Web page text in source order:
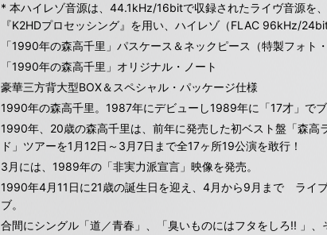
* 本ハイレゾ音源は、44.1kHz/16bitで収録されたライヴ音源を
『K2HDプロセッシング』を用い、ハイレゾ（FLAC 96kHz/
「1990年の森高千里」パスケース＆ネックピース（特製フォト
「1990年の森高千里」オリジナル・ノート
豪華三方背大型BOX＆スペシャル・パッケージ仕様
1990年の森高千里。1987年にデビューし1989年に「17才」で
1990年、20歳の森高千里は、前年に発売した初ベスト盤「森高
ド」ツアーを1月12日～3月7日まで全17ヶ所19公演を敢行！
3月には、1989年の「非実力派宣言」映像を発売。
1990年4月11日に21歳の誕生日を迎え、4月から9月まで ライ
ブ。
合間にシングル「道／青春」、「臭いものにはフタをしろ!! 」